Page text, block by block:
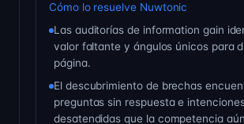
Cómo lo resuelve Nuwtonic
Las auditorías de information gain
valor faltante y ángulos únicos para
página.
El descubrimiento de brechas
preguntas sin respuesta e
desatendidas que la competencia